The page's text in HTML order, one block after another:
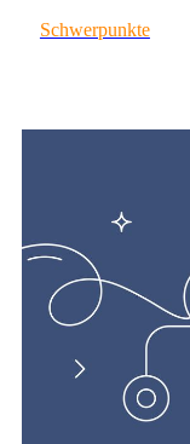
Schwerpunkte